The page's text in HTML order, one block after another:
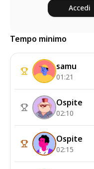
Accedi
Tempo minimo
samu
01:21
Ospite
02:10
Ospite
02:15